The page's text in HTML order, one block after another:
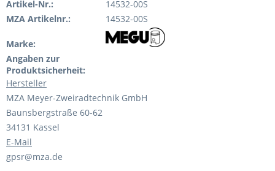
Artikel-Nr.:
14532-00S
MZA Artikelnr.:
14532-00S
Marke:
Angaben zur
Produktsicherheit:
Hersteller
MZA Meyer-Zweiradtechnik GmbH
Baunsbergstraße 60-62
34131 Kassel
E-Mail
gpsr@mza.de